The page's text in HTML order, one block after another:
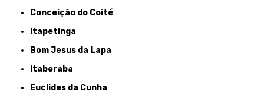
Conceição do Coité
Itapetinga
Bom Jesus da Lapa
Itaberaba
Euclides da Cunha